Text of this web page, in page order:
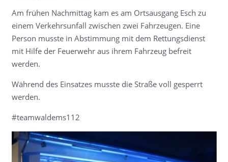
Am frühen Nachmittag kam es am Ortsausgang Esch zu
einem Verkehrsunfall zwischen zwei Fahrzeugen. Eine
Person musste in Abstimmung mit dem Rettungsdienst
mit Hilfe der Feuerwehr aus ihrem Fahrzeug befreit
werden.
Während des Einsatzes musste die Straße voll gesperrt
werden.
#teamwaldems112